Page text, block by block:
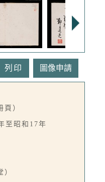
列印
頁）
至昭和17年
）